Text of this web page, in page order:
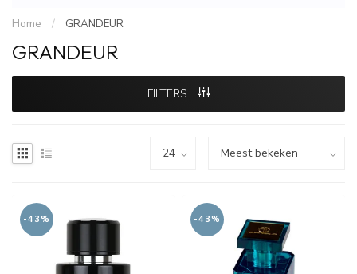
Home / GRANDEUR
GRANDEUR
FILTERS
-43% -43%